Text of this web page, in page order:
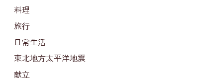
料理
旅行
日常生活
東北地方太平洋地震
献立